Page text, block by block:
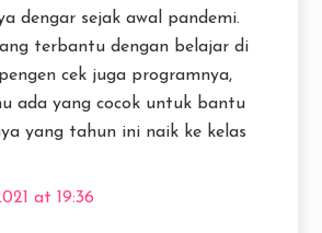
dengar sejak awal pandemi.
terbantu dengan belajar di
cek juga programnya,
ada yang cocok untuk bantu
yang tahun ini naik ke kelas
at 19:36